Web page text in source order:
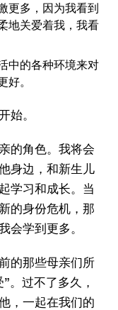
更多，因为我看到
地关爱着我，我看
中的各种环境来对
好。
始。
的角色。我将会
身边，和新生儿
学习和成长。当
的身份危机，那
会学到更多。
的那些母亲们所
。过不了多久，
，一起在我们的